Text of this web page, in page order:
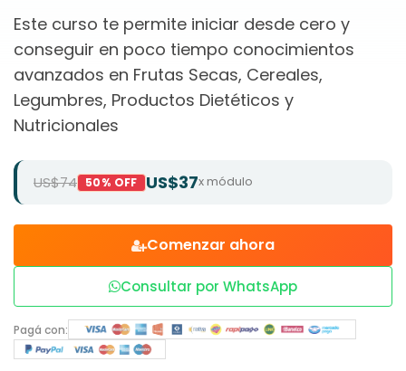
Este curso te permite iniciar desde cero y
conseguir en poco tiempo conocimientos
avanzados en Frutas Secas, Cereales,
Legumbres, Productos Dietéticos y
Nutricionales
US$74 50% OFF US$37x módulo
Comenzar ahora
Consultar por WhatsApp
Pagá con: